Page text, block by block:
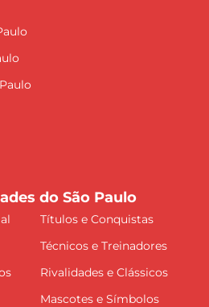
do São Paulo
Títulos e Conquistas
Técnicos e Treinadores
Rivalidades e Clássicos
Mascotes e Símbolos